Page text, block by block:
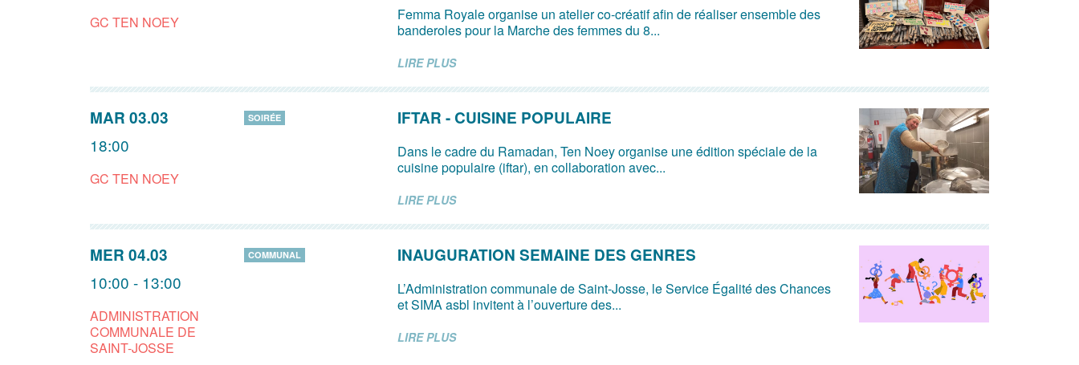
GC TEN NOEY
Femma Royale organise un atelier co-créatif afin de réaliser ensemble des
banderoles pour la Marche des femmes du 8...
LIRE PLUS
MAR 03.03
18:00
GC TEN NOEY
SOIRÉE IFTAR - CUISINE POPULAIRE
Dans le cadre du Ramadan, Ten Noey organise une édition spéciale de la
cuisine populaire (iftar), en collaboration avec...
LIRE PLUS
MER 04.03
10:00 - 13:00
ADMINISTRATION
COMMUNALE DE
SAINT-JOSSE
COMMUNAL INAUGURATION SEMAINE DES GENRES
L’Administration communale de Saint-Josse, le Service Égalité des Chances
et SIMA asbl invitent à l’ouverture des...
LIRE PLUS